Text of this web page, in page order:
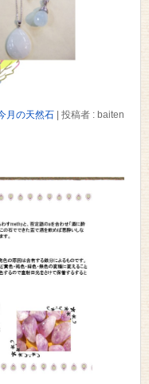
月の天然石 | 投稿者 : baiten